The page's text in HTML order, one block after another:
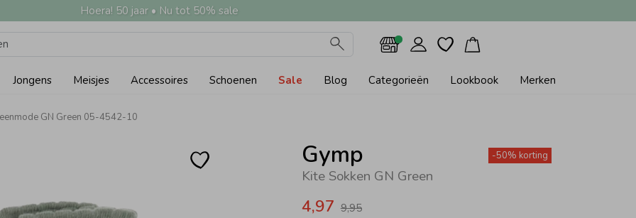
Hoera! 50 jaar • Nu tot 50% sale
Jongens Meisjes Accessoires Schoenen Sale Blog Categorieën Lookbook Merken
GN Green 05-4542-10
Gymp
Kite Sokken GN Green
-50% korting
4,97 9,95